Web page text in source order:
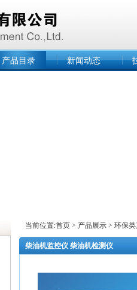
产品目录 新闻动态
当前位置:首页 > 产品展示 > 环保
柴油机监控仪 柴油机检测仪